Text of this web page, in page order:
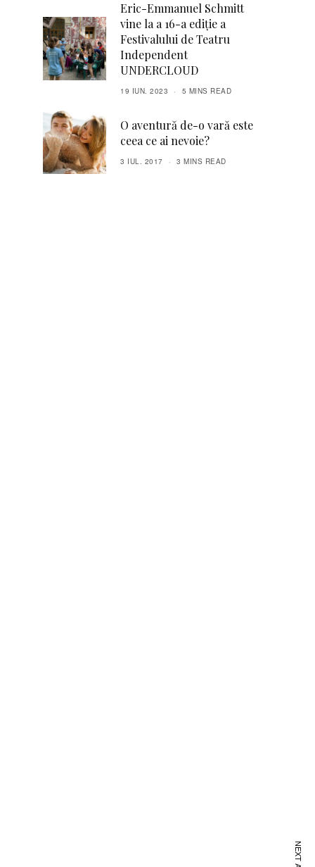
Eric-Emmanuel Schmitt
vine la a 16-a ediție a
Festivalului de Teatru
Independent
UNDERCLOUD
19 IUN. 2023 5 MINS READ
O aventură de-o vară este
ceea ce ai nevoie?
3 IUL. 2017 3 MINS READ